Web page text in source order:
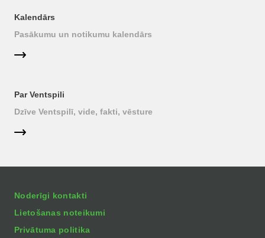
Kalendārs
Pasākumu un notikumu kalendārs
Par Ventspili
Dzīve Ventspilī, vide, fakti, vēsture
Noderīgi kontakti
Lietošanas noteikumi
Privātuma politika